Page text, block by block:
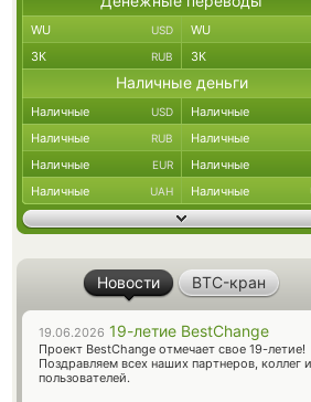
WU USD WU
ЗК RUB ЗК
Наличные деньги
Наличные USD Наличные
Наличные RUB Наличные
Наличные EUR Наличные
Наличные UAH Наличные
Новости BTC-кран
19.06.2026 19-летие BestChange
Проект BestChange отмечает свое 19-летие!
Поздравляем всех наших партнеров, коллег и
пользователей.